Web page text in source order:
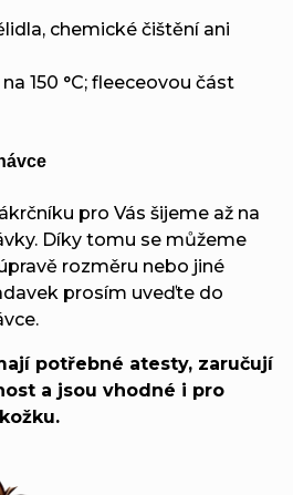
chemické čištění ani
150 °C; fleeceovou část
pro Vás šijeme až na
Díky tomu se můžeme
rozměru nebo jiné
prosím uveďte do
potřebné atesty, zaručují
a jsou vhodné i pro